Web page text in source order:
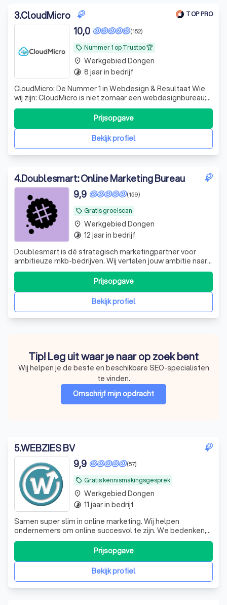
3.CloudMicro TOP PRO
local_offer Nummer 1 op Trustoo 🏆
(152)
10,0
CloudMicro: De Nummer 1 in Webdesign & Resultaat Wie
wij zijn: CloudMicro is niet zomaar een webdesignbureau;
wij zijn de digitale partner voor ondernemers die willen
groeien. Met een passie voor design en een scherp oog
voor conversie creëren wij professionele websites en
webshops die doen waar zeBekijk profiel
Prijsopgave
place Werkgebied Dongen
timelapse 8 jaar in bedrijf
4.Doublesmart: Online Marketing Bureau
local_offer Gratis groeiscan
(159)
9,9
Doublesmart is dé strategisch marketingpartner voor
ambitieuze mkb-bedrijven. Wij vertalen jouw ambitie naar
concrete resultaten en meetbare groei. Klaar om
marktleider te worden in jouw branche?
Bekijk profiel
Prijsopgave
place Werkgebied Dongen
timelapse 12 jaar in bedrijf
Tip! Leg uit waar je naar op zoek bent
Wij helpen je de beste en beschikbare SEO-specialisten
te vinden.
Omschrijf mijn opdracht
5.WEBZIES BV
local_offer Gratis kennismakingsgesprek
(57)
9,9
Samen super slim in online marketing. Wij helpen
ondernemers om online succesvol te zijn. We bedenken,
creëeren en beheren campagnes die het maximale
resultaat halen uit jouw online activiteiten.
Bekijk profiel
Prijsopgave
place Werkgebied Dongen
timelapse 11 jaar in bedrijf